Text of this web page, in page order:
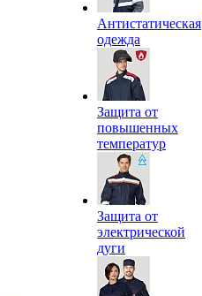
Антистатическая
одежда
Защита от
повышенных
температур
Защита от
электрической
дуги